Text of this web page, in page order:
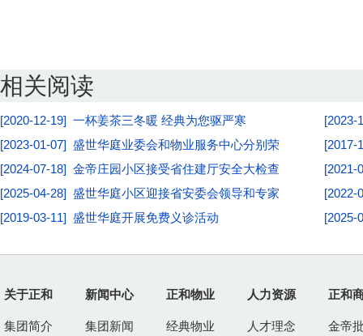
相关阅读
[2020-12-19] 一杯姜茶三冬暖 经典为您驱严寒
[2023-
[2023-01-07] 盛世华庭业委会和物业服务中心分别荣
[2017-
[2024-07-18] 金帝庄园小区接受省住建厅安全大检查
[2021-
[2025-04-28] 盛世华庭小区迎接省安委会领导和专家
[2022-
[2019-03-11] 盛世华庭开展免费义诊活动
[2025-
关于正和
集团简介
新闻中心
集团新闻
正和物业
经典物业
人力资源
人才理念
正和
金帝